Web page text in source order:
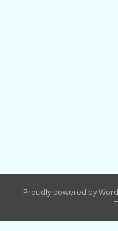
Proudly powered by